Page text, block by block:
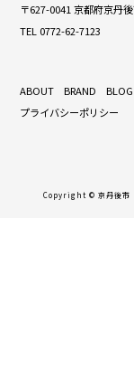
〒627-0041 京都府京丹
TEL 0772-62-7123
ABOUT BRAND BLOG
プライバシーポリシー
Copyright © 京丹後市